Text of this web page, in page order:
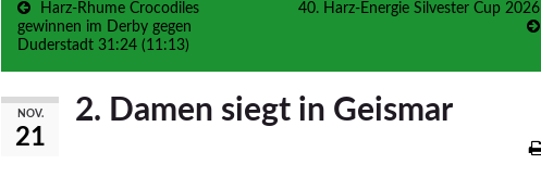
Harz-Rhume Crocodiles
gewinnen im Derby gegen
Duderstadt 31:24 (11:13)
40. Harz-Energie Silvester Cup 2026
NOV.
21
2. Damen siegt in Geismar